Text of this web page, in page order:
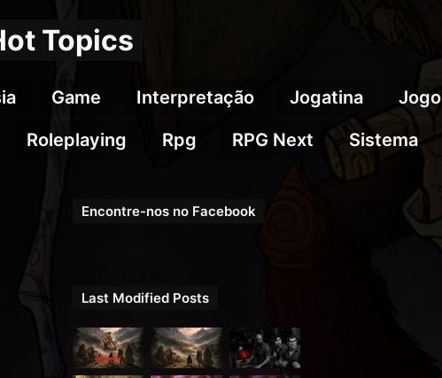
Topics
Game Interpretação Jogatina Jogo
Roleplaying Rpg RPG Next Sistema
Encontre-nos no Facebook
Last Modified Posts